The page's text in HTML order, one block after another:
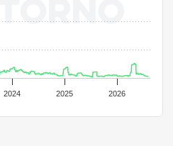
2024 2025 2026